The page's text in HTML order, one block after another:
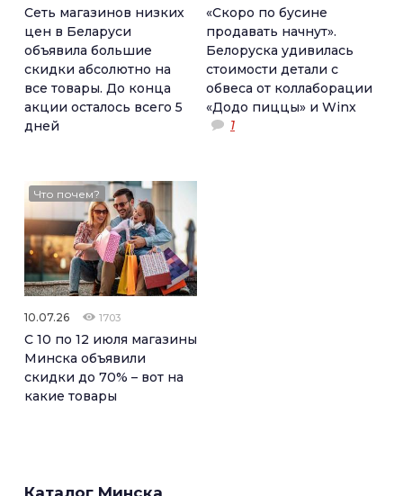
Сеть магазинов низких
цен в Беларуси
объявила большие
скидки абсолютно на
все товары. До конца
акции осталось всего 5
дней
«Скоро по бусине
продавать начнут».
Белоруска удивилась
стоимости детали с
обвеса от коллаборации
«Додо пиццы» и Winx
1
Что почем?
10.07.26 1703
С 10 по 12 июля магазины
Минска объявили
скидки до 70% – вот на
какие товары
Каталог Минска